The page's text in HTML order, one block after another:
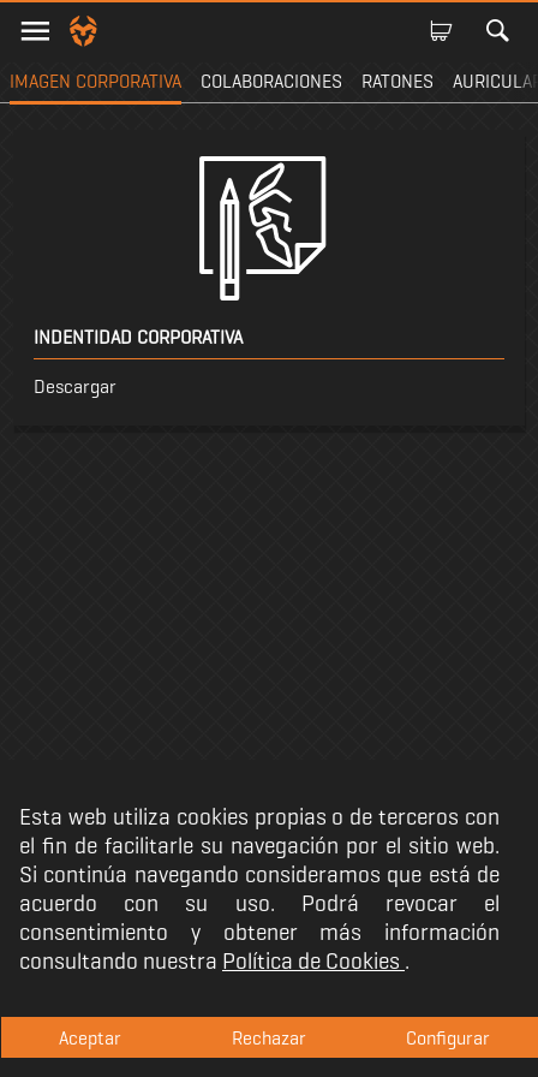
IMAGEN CORPORATIVA COLABORACIONES RATONES
INDENTIDAD CORPORATIVA
Descargar
Copyright @2026.
Términos y condiciones
Privacidad ·Aviso Legal Política de Cookies
Esta web utiliza cookies propias o de terceros con
el fin de facilitarle su navegación por el sitio web.
Si continúa navegando consideramos que está de
acuerdo con su uso. Podrá revocar el
consentimiento y obtener más información
consultando nuestra Política de Cookies .
Aceptar Rechazar Configurar